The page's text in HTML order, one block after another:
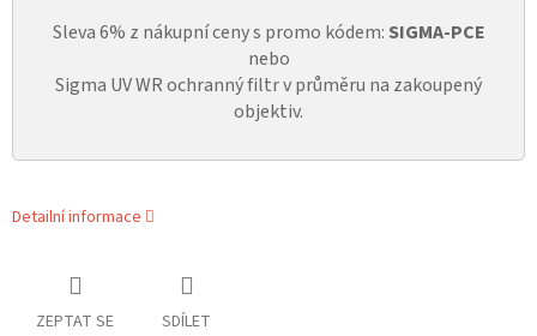
Sleva 6% z nákupní ceny s promo kódem: SIGMA-PCE
nebo
Sigma UV WR ochranný filtr v průměru na zakoupený
objektiv.
Detailní informace
ZEPTAT SE SDÍLET